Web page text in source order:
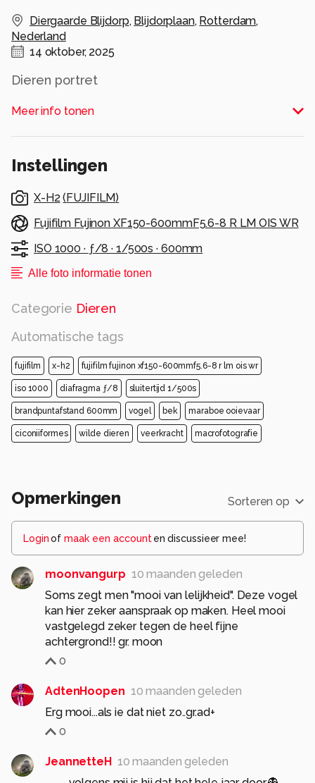
Diergaarde Blijdorp, Blijdorplaan, Rotterdam,
Nederland
14 oktober, 2025
Dieren portret
Alle rechten voorbehouden
Meer info tonen
Instellingen
X-H2 ( FUJIFILM)
Fujifilm Fujinon XF150-600mmF5.6-8 R LM OIS WR
ISO 1000 · ƒ/8 · 1/500s · 600mm
Alle foto informatie tonen
Categorie Dieren
Automatische tags
fujifilm x-h2 fujifilm fujinon xf150-600mmf5.6-8 r lm ois wr
iso 1000 diafragma ƒ/8 sluitertijd 1/500s
brandpuntafstand 600mm vogel bek maraboe ooievaar
ciconiiformes wilde dieren veerkracht macrofotografie
Opmerkingen Sorteren op
Loginof maak een account en discussieer mee!
moonvangurp 10 maanden geleden
Soms zegt men "mooi van lelijkheid". Deze vogel
kan hier zeker aanspraak op maken. Heel mooi
vastgelegd zeker tegen de heel fijne
achtergrond!! gr. moon
0
AdtenHoopen 10 maanden geleden
Erg mooi...als ie dat niet zo..gr.ad+
0
JeannetteH 10 maanden geleden